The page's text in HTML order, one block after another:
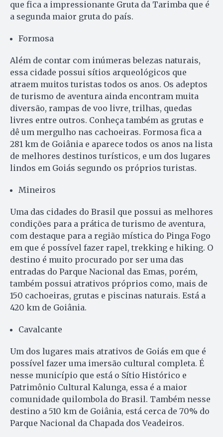
que fica a impressionante Gruta da Tarimba que é
a segunda maior gruta do país.
Formosa
Além de contar com inúmeras belezas naturais,
essa cidade possui sítios arqueológicos que
atraem muitos turistas todos os anos. Os adeptos
de turismo de aventura ainda encontram muita
diversão, rampas de voo livre, trilhas, quedas
livres entre outros. Conheça também as grutas e
dê um mergulho nas cachoeiras. Formosa fica a
281 km de Goiânia e aparece todos os anos na lista
de melhores destinos turísticos, e um dos lugares
lindos em Goiás segundo os próprios turistas.
Mineiros
Uma das cidades do Brasil que possui as melhores
condições para a prática de turismo de aventura,
com destaque para a região mística do Pinga Fogo
em que é possível fazer rapel, trekking e hiking. O
destino é muito procurado por ser uma das
entradas do Parque Nacional das Emas, porém,
também possui atrativos próprios como, mais de
150 cachoeiras, grutas e piscinas naturais. Está a
420 km de Goiânia.
Cavalcante
Um dos lugares mais atrativos de Goiás em que é
possível fazer uma imersão cultural completa. É
nesse município que está o Sítio Histórico e
Patrimônio Cultural Kalunga, essa é a maior
comunidade quilombola do Brasil. Também nesse
destino a 510 km de Goiânia, está cerca de 70% do
Parque Nacional da Chapada dos Veadeiros.